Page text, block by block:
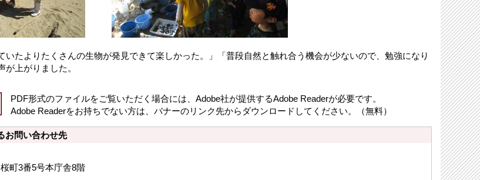
いたよりたくさんの生物が発見できて楽しかった。」「普段自然と触れ合う機会が少ないので、勉強になり
が上がりました。
PDF形式のファイルをご覧いただく場合には、Adobe社が提供するAdobe Readerが必要です。
Adobe Readerをお持ちでない方は、バナーのリンク先からダウンロードしてください。（無料）
お問い合わせ先
町3番5号本庁舎8階